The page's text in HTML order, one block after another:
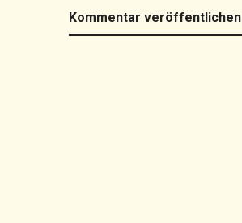
Kommentar veröffentlichen